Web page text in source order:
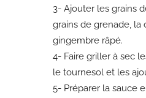
3- Ajouter les grains
grains de grenade, la
gingembre râpé.
4- Faire griller à sec
le tournesol et les
5- Préparer la sauce